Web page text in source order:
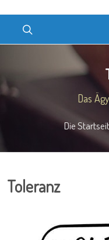
Das
Die
Toleranz